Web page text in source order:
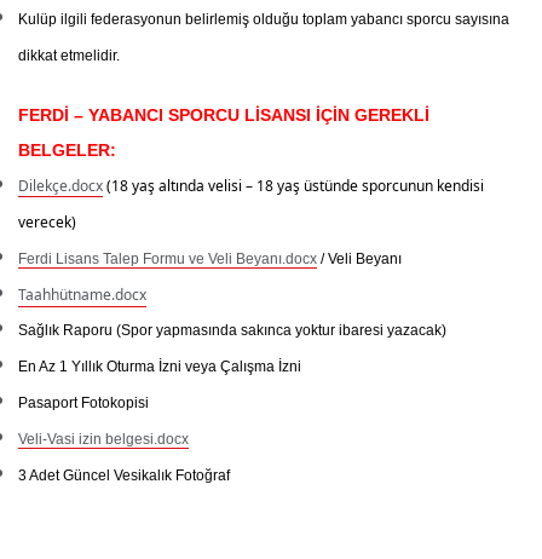
Kulüp ilgili federasyonun belirlemiş olduğu toplam yabancı sporcu sayısına
dikkat etmelidir.
FERDİ – YABANCI SPORCU LİSANSI İÇİN GEREKLİ
BELGELER:
Dilekçe.docx(18 yaş altında velisi – 18 yaş üstünde sporcunun kendisi
verecek)
Ferdi Lisans Talep Formu ve Veli Beyanı.docx / Veli Beyanı
Taahhütname.docx
Sağlık Raporu (Spor yapmasında sakınca yoktur ibaresi yazacak)
En Az 1 Yıllık Oturma İzni veya Çalışma İzni
Pasaport Fotokopisi
Veli-Vasi izin belgesi.docx
3 Adet Güncel Vesikalık Fotoğraf